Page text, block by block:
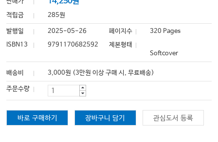
적립금 285원
발행일 2025-05-26 페이지수
320 Pages
ISBN13
9791170682592
제본형태
Softcover
배송비 3,000원 (3만원 이상 구매 시, 무료배송)
주문수량
바로 구매하기 장바구니 담기 관심도서 등록